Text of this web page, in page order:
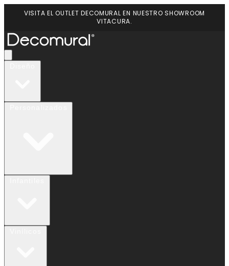
VISITA EL OUTLET DECOMURAL EN NUESTRO SHOWROOM
VITACURA.